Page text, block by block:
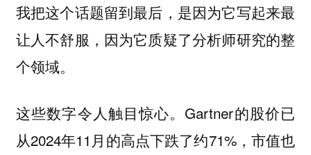
我把这个话题留到最后，是因为它写起来最
让人不舒服，因为它质疑了分析师研究的整
个领域。
这些数字令人触目惊心。Gartner的股价已
从2024年11月的高点下跌了约71%，市值也